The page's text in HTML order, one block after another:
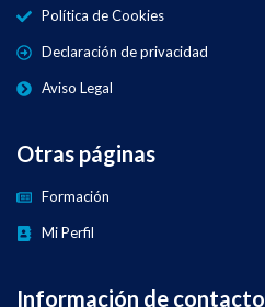
Política de Cookies
Declaración de privacidad
Aviso Legal
Otras páginas
Formación
Mi Perfil
Información de contacto